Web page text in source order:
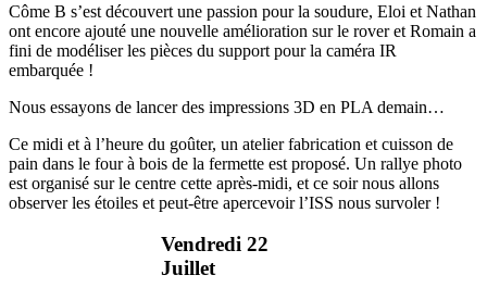
Côme B s’est découvert une passion pour la soudure, Eloi et Nathan
ont encore ajouté une nouvelle amélioration sur le rover et Romain a
fini de modéliser les pièces du support pour la caméra IR
embarquée !
Nous essayons de lancer des impressions 3D en PLA demain…
Ce midi et à l’heure du goûter, un atelier fabrication et cuisson de
pain dans le four à bois de la fermette est proposé. Un rallye photo
est organisé sur le centre cette après-midi, et ce soir nous allons
observer les étoiles et peut-être apercevoir l’ISS nous survoler !
Vendredi 22
Juillet